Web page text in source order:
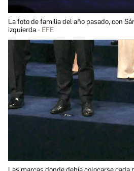
La foto de familia del año pasado, con
izquierda
EFE